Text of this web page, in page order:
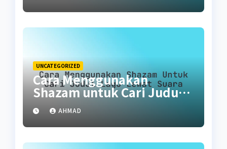
UNCATEGORIZED
Cara Menggunakan
Shazam untuk Cari Judul
Lagu Lewat Suara
AHMAD